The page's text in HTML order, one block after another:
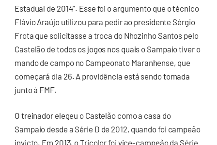
Estadual de 2014”. Esse foi o argumento que o técnico
Flávio Araújo utilizou para pedir ao presidente Sérgio
Frota que solicitasse a troca do Nhozinho Santos pelo
Castelão de todos os jogos nos quais o Sampaio tiver o
mando de campo no Campeonato Maranhense, que
começará dia 26. A providência está sendo tomada
junto à FMF.
O treinador elegeu o Castelão como a casa do
Sampaio desde a Série D de 2012, quando foi campeão
invicto. Em 2013, o Tricolor foi vice-campeão da Série